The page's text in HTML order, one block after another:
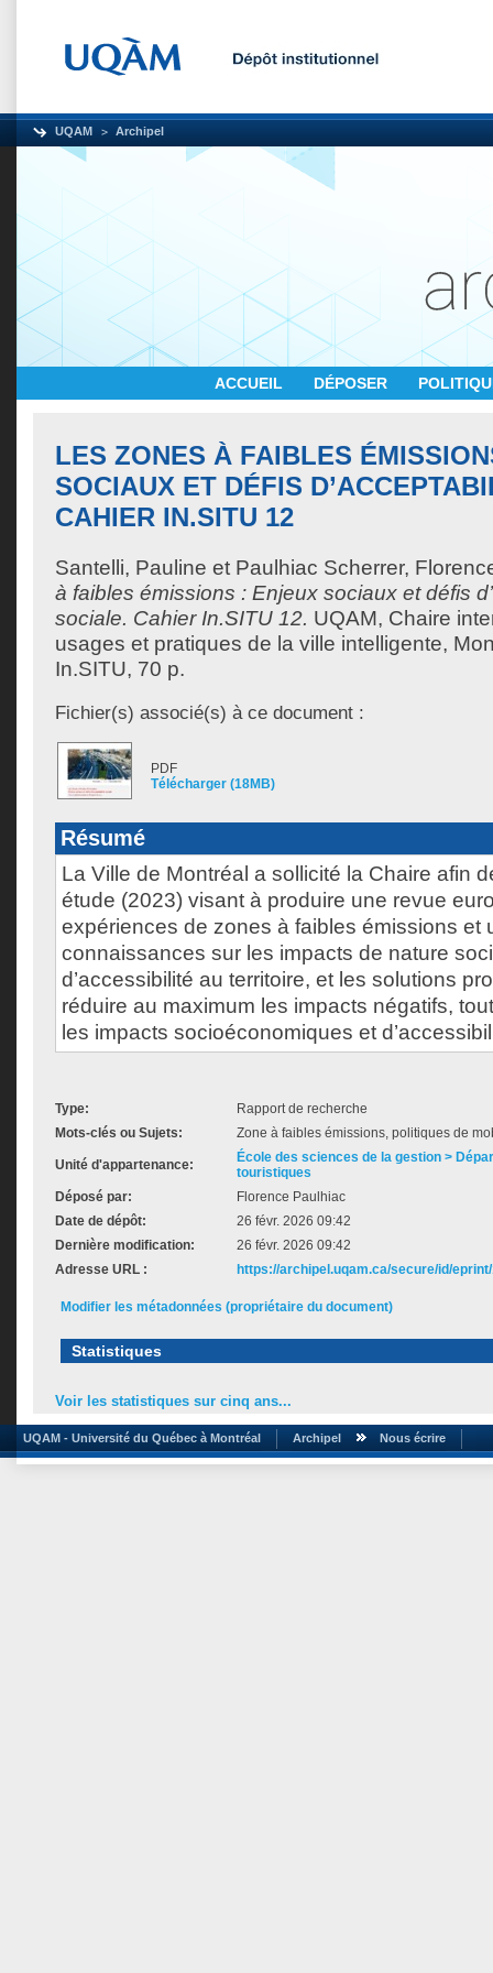
UQAM Archipel
ACCUEIL DÉPOSER
LES ZONES À FAIBLES
SOCIAUX ET DÉFIS
CAHIER IN.SITU 12
Santelli, Pauline et Paulhiac Scherrer,
à faibles émissions : Enjeux sociaux et défis
sociale. Cahier In.SITU 12. UQAM, Chaire
usages et pratiques de la ville intelligente,
In.SITU, 70 p.
Fichier(s) associé(s) à ce document :
PDF
Télécharger (18MB)
Résumé
La Ville de Montréal a sollicité la Chaire afin
étude (2023) visant à produire une revue
expériences de zones à faibles émissions et
connaissances sur les impacts de nature
d’accessibilité au territoire, et les solutions
réduire au maximum les impacts négatifs,
les impacts socioéconomiques et
Type:
Rapport de recherche
Mots-clés ou Sujets:
Zone à faibles émissions, politiques de
Unité d'appartenance:
École des sciences de la gestion >
touristiques
Déposé par:
Florence Paulhiac
Date de dépôt:
26 févr. 2026 09:42
Dernière modification:
26 févr. 2026 09:42
Adresse URL :
https://archipel.uqam.ca/secure/id/
Modifier les métadonnées (propriétaire du document)
Statistiques
Voir les statistiques sur cinq ans...
UQAM - Université du Québec à Montréal Archipel Nous écrire